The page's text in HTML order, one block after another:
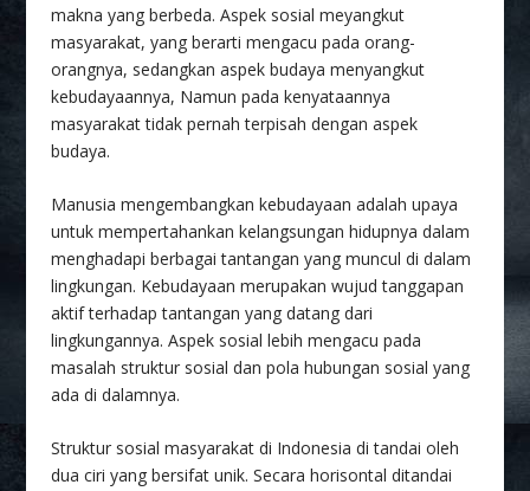
makna yang berbeda. Aspek sosial meyangkut
masyarakat, yang berarti mengacu pada orang-
orangnya, sedangkan aspek budaya menyangkut
kebudayaannya, Namun pada kenyataannya
masyarakat tidak pernah terpisah dengan aspek
budaya.
Manusia mengembangkan kebudayaan adalah upaya
untuk mempertahankan kelangsungan hidupnya dalam
menghadapi berbagai tantangan yang muncul di dalam
lingkungan. Kebudayaan merupakan wujud tanggapan
aktif terhadap tantangan yang datang dari
lingkungannya. Aspek sosial lebih mengacu pada
masalah struktur sosial dan pola hubungan sosial yang
ada di dalamnya.
Struktur sosial masyarakat di Indonesia di tandai oleh
dua ciri yang bersifat unik. Secara horisontal ditandai